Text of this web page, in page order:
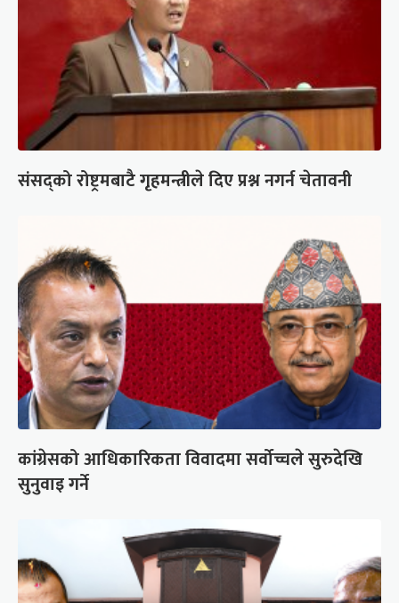
संसद्को रोष्ट्रमबाटै गृहमन्त्रीले दिए प्रश्न नगर्न चेतावनी
कांग्रेसको आधिकारिकता विवादमा सर्वोच्चले सुरुदेखि
सुनुवाइ गर्ने